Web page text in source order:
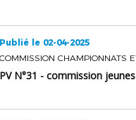
Publié le 02-04-2025
PV N°31 - commission jeunes